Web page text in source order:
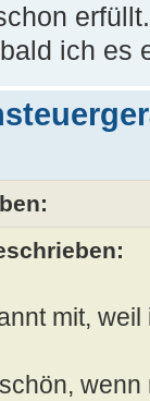
ich es
mit,